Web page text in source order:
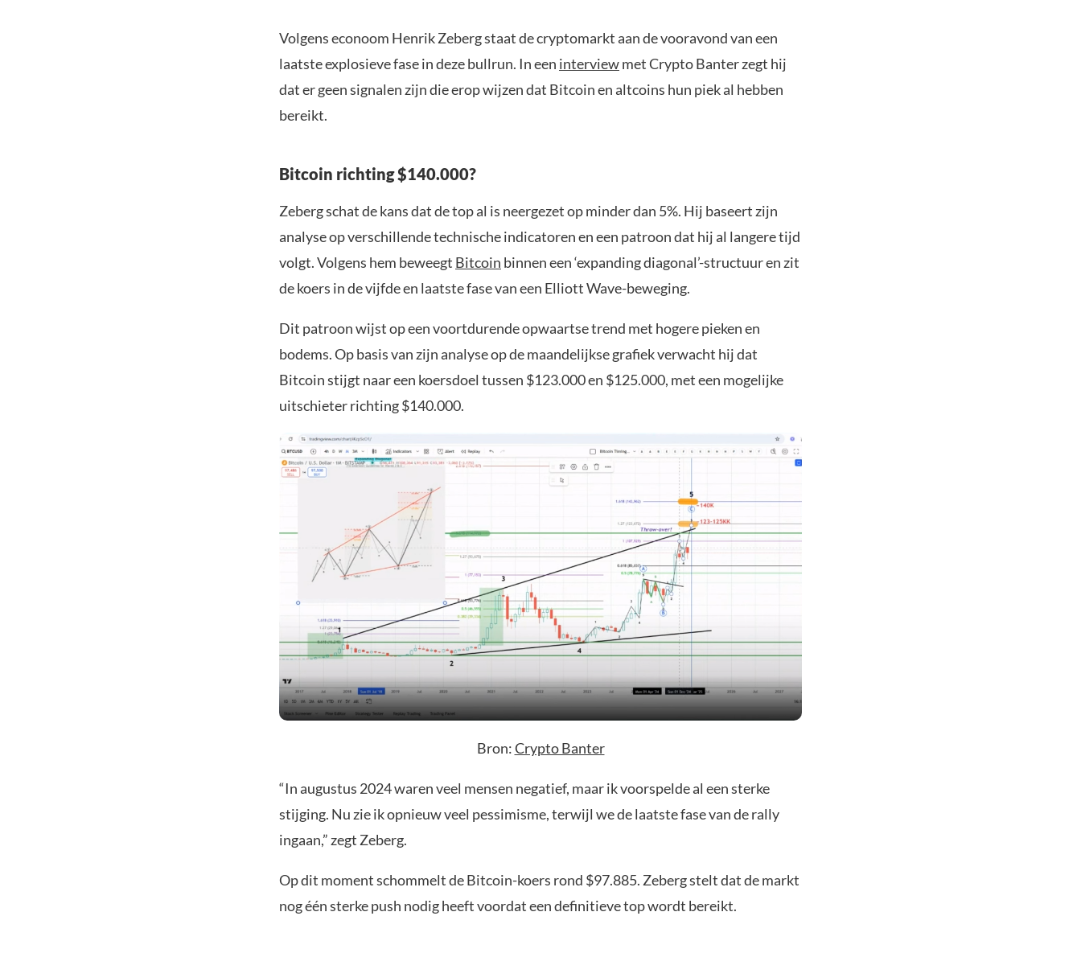
Volgens econoom Henrik Zeberg staat de cryptomarkt aan de vooravond van een
laatste explosieve fase in deze bullrun. In een interviewmet Crypto Banter zegt hij
dat er geen signalen zijn die erop wijzen dat Bitcoin en altcoins hun piek al hebben
bereikt.
Bitcoin richting $140.000?
Zeberg schat de kans dat de top al is neergezet op minder dan 5%. Hij baseert zijn
analyse op verschillende technische indicatoren en een patroon dat hij al langere tijd
volgt. Volgens hem beweegt Bitcoin binnen een ‘expanding diagonal’-structuur en zit
de koers in de vijfde en laatste fase van een Elliott Wave-beweging.
Dit patroon wijst op een voortdurende opwaartse trend met hogere pieken en
bodems. Op basis van zijn analyse op de maandelijkse grafiek verwacht hij dat
Bitcoin stijgt naar een koersdoel tussen $123.000 en $125.000, met een mogelijke
uitschieter richting $140.000.
Bron:Crypto Banter
“In augustus 2024 waren veel mensen negatief, maar ik voorspelde al een sterke
stijging. Nu zie ik opnieuw veel pessimisme, terwijl we de laatste fase van de rally
ingaan,” zegt Zeberg.
Op dit moment schommelt de Bitcoin-koers rond $97.885. Zeberg stelt dat de markt
nog één sterke push nodig heeft voordat een definitieve top wordt bereikt.